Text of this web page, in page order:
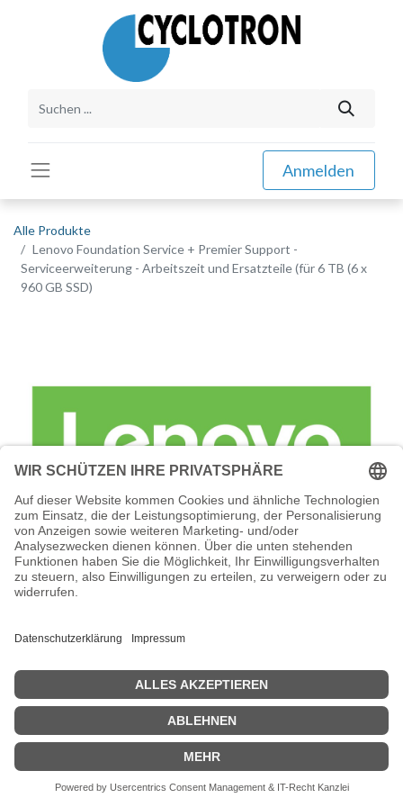
Anmelden
Alle Produkte
Lenovo Foundation Service + Premier Support -
Serviceerweiterung - Arbeitszeit und Ersatzteile (für 6 TB (6 x
960 GB SSD)
Lenovo Foundation Service + Premier
Support - Serviceerweiterung -
Arbeitszeit und Ersatzteile (für 6 TB (6 x
960 GB SSD)
Lenovo Foundation Service + Premier Support -